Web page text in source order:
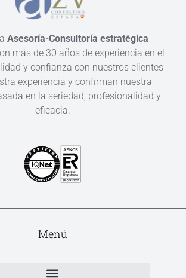
Asesoría-Consultoría estratégica
más de 30 años de experiencia en el
y confianza con nuestros clientes
experiencia y confirman nuestra
en la seriedad, profesionalidad y
eficacia.
Menú